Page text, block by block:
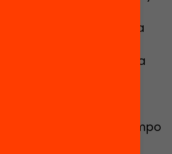
docente. Muy al
entender la mentoría
de acciones que un
experiencia desarrolla
novel.
tejer una red de
ofrezca momentos y tiempo
sobre su práctica, así